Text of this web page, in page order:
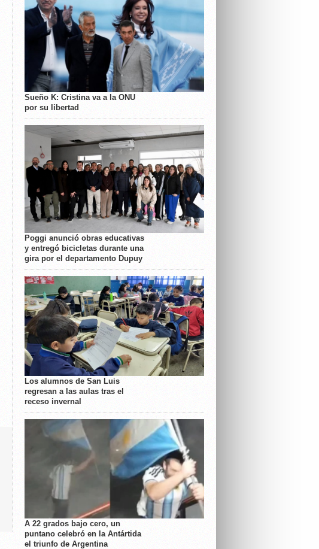
Sueño K: Cristina va a la ONU
por su libertad
Poggi anunció obras educativas
y entregó bicicletas durante una
gira por el departamento Dupuy
Los alumnos de San Luis
regresan a las aulas tras el
receso invernal
A 22 grados bajo cero, un
puntano celebró en la Antártida
el triunfo de Argentina